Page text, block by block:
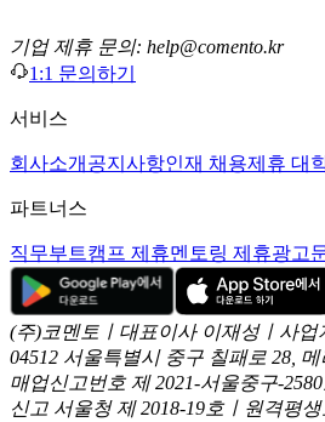
기업 제휴 문의: help@comento.kr
1:1 문의하기
서비스
회사소개 공지사항인재 채용제휴 대
파트너스
직무부트캠프 제휴멘토링 제휴광고
(주)코멘토ㅣ대표이사 이재성ㅣ사업
04512 서울특별시 중구 칠패로 28,
매업신고번호 제 2021-서울중구-
신고 서울청 제 2018-19호ㅣ원격평